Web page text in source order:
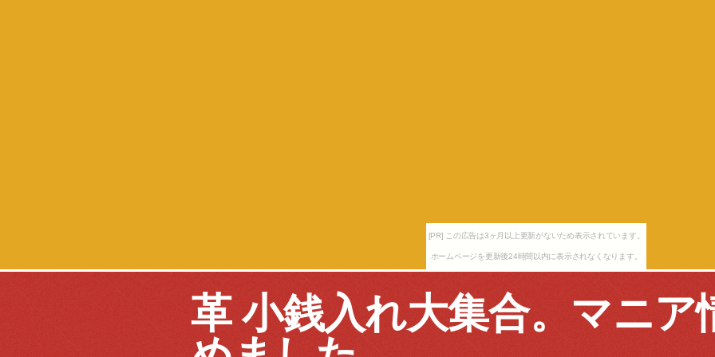
[PR] この広告は3ヶ月以上更新がないため表示されています。
ホームページを更新後24時間以内に表示されなくなります。
革 小銭入れ大集合。マニア